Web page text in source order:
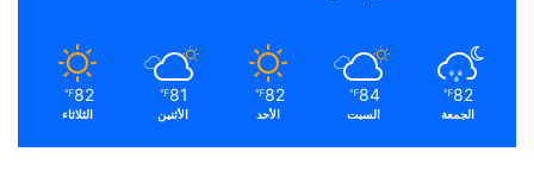
82
℉
الجمعة
84
℉
السبت
82
℉
الأحد
81
℉
الأثنين
82
℉
الثلاثاء